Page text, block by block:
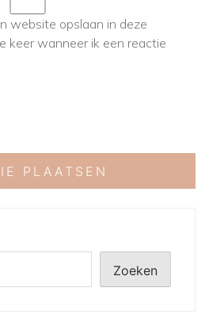
website opslaan in deze
keer wanneer ik een reactie
Zoeken